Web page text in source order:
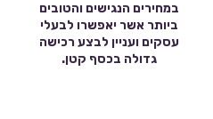
במחירים הנגישים והטובים
ביותר אשר יאפשרו לבעלי
עסקים ועניין לבצע רכישה
גדולה בכסף קטן.